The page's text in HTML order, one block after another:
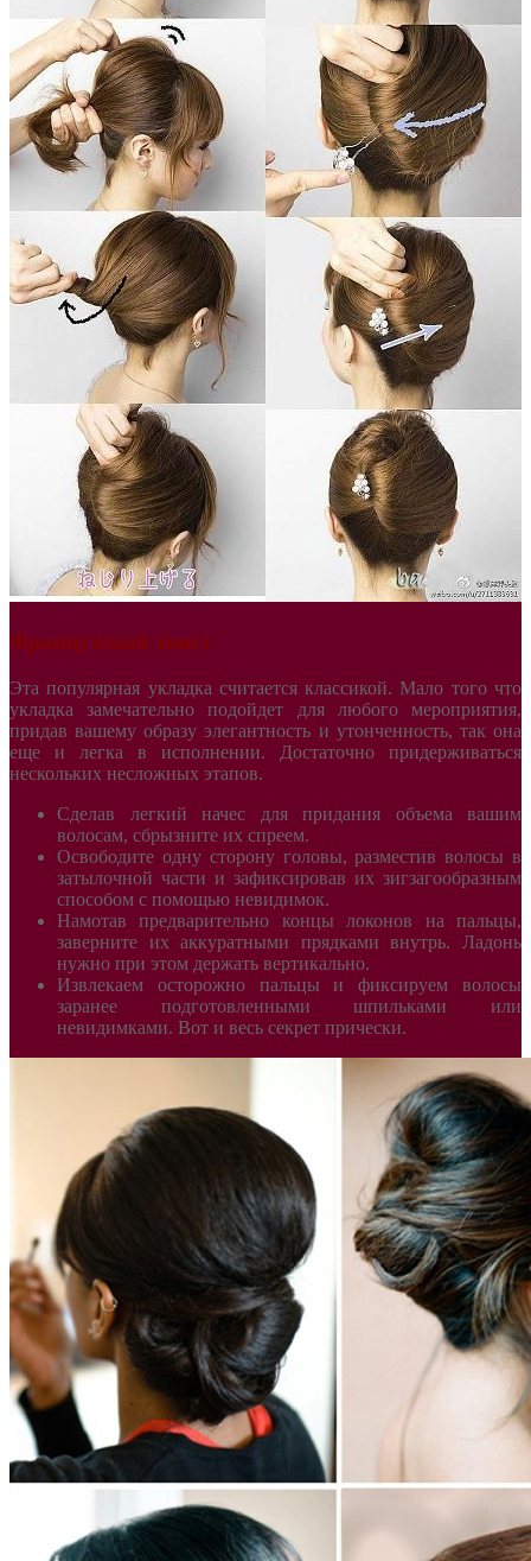
Французский твист
Эта популярная укладка считается классикой. Мало того что
укладка замечательно подойдет для любого мероприятия,
придав вашему образу элегантность и утонченность, так она
еще и легка в исполнении. Достаточно придерживаться
нескольких несложных этапов.
Сделав легкий начес для придания объема вашим
волосам, сбрызните их спреем.
Освободите одну сторону головы, разместив волосы в
затылочной части и зафиксировав их зигзагообразным
способом с помощью невидимок.
Намотав предварительно концы локонов на пальцы,
заверните их аккуратными прядками внутрь. Ладонь
нужно при этом держать вертикально.
Извлекаем осторожно пальцы и фиксируем волосы
заранее подготовленными шпильками или
невидимками. Вот и весь секрет прически.